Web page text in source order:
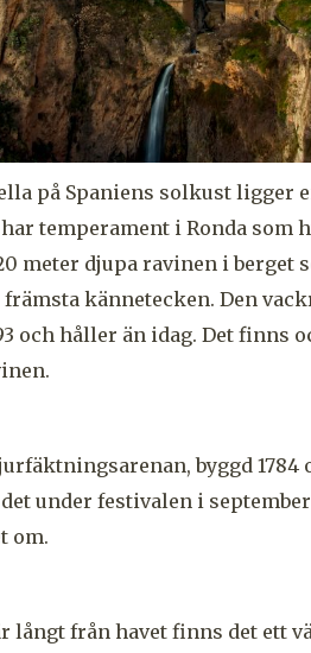
på Spaniens solkust ligger
temperament i Ronda som
meter djupa ravinen i berget
främsta kännetecken. Den
och håller än idag. Det finns
byggd 1784
under festivalen i
om.
långt från havet finns det ett